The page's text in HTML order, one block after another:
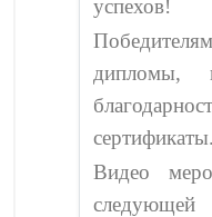
успехов!
дипломы,
сертификаты.
Видео